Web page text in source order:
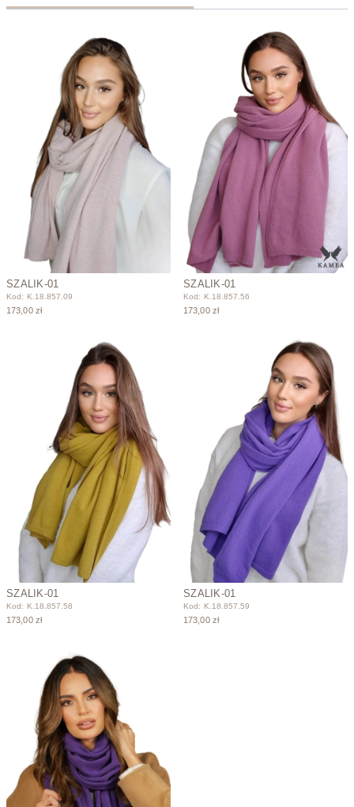
SZALIK-01
Kod: K.18.857.09
173,00 zł
SZALIK-01
Kod: K.18.857.56
173,00 zł
SZALIK-01
Kod: K.18.857.58
173,00 zł
SZALIK-01
Kod: K.18.857.59
173,00 zł